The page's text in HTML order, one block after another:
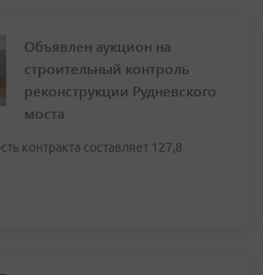
Объявлен аукцион на
строительный контроль
реконструкции Рудневского
моста
контракта составляет 127,8